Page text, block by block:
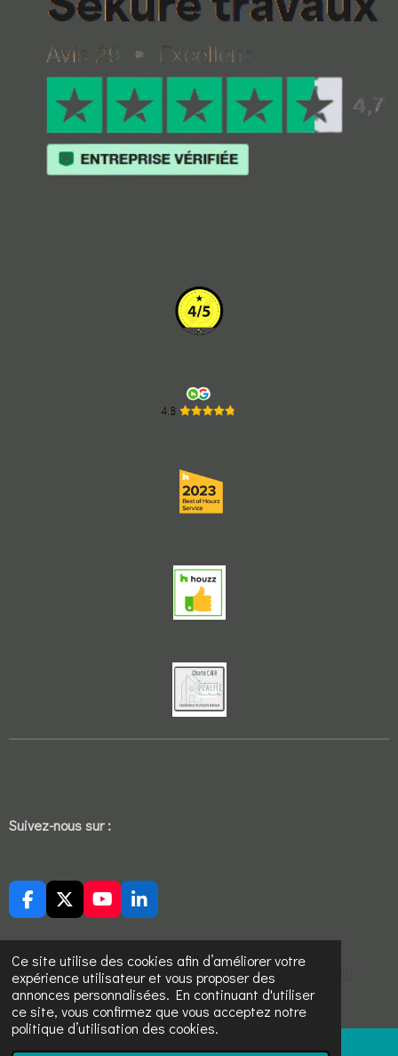
Ce site utilise des cookies afin d’améliorer votre
expérience utilisateur et vous proposer des
annonces personnalisées. En continuant d'utiliser
ce site, vous confirmez que vous acceptez notre
politique d’utilisation des cookies.
Suivez-nous sur :
F
a
c
e
b
o
o
k
X
Y
o
u
T
u
b
e
L
i
n
k
e
d
I
n
https://sites.google.com/view/ucj-aikido-cholet/accueil/
© 2022 - 2026 Sekure devis travaux